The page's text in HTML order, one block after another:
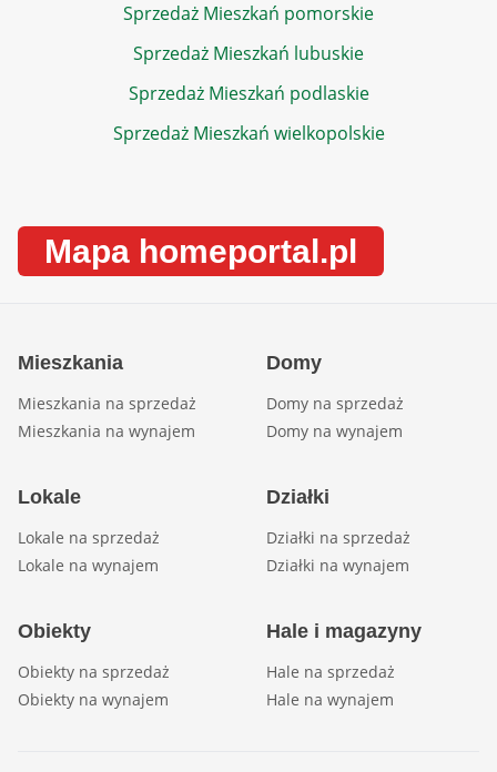
Sprzedaż Mieszkań pomorskie
Sprzedaż Mieszkań lubuskie
Sprzedaż Mieszkań podlaskie
Sprzedaż Mieszkań wielkopolskie
Mapa homeportal.pl
Mieszkania
Mieszkania na sprzedaż
Mieszkania na wynajem
Domy
Domy na sprzedaż
Domy na wynajem
Lokale
Lokale na sprzedaż
Lokale na wynajem
Działki
Działki na sprzedaż
Działki na wynajem
Obiekty
Obiekty na sprzedaż
Obiekty na wynajem
Hale i magazyny
Hale na sprzedaż
Hale na wynajem